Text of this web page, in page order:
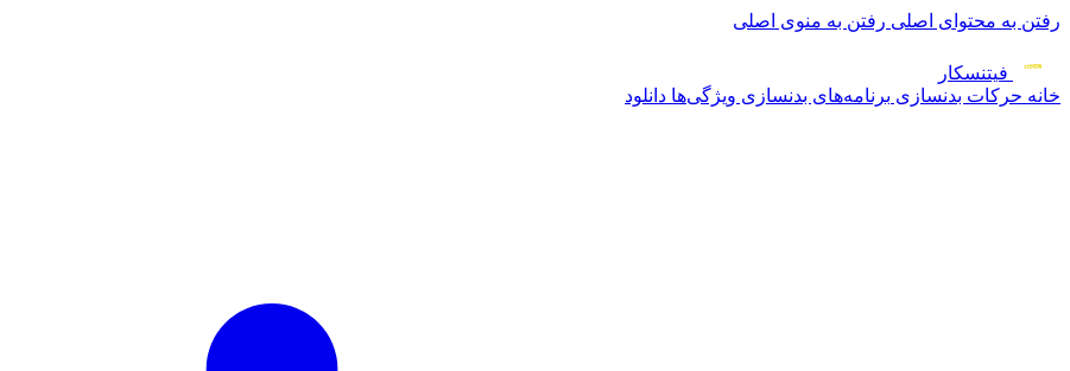
رفتن به محتوای اصلی رفتن به منوی اصلی
فیتنسکار
خانه حرکات بدنسازی برنامه‌های بدنسازی ویژگی‌ها دانلود